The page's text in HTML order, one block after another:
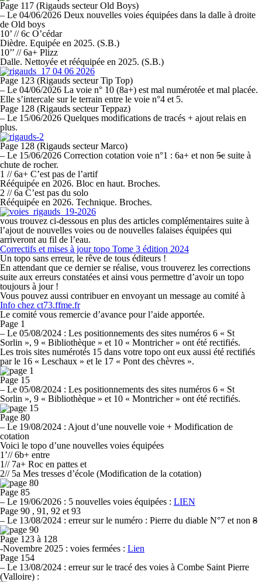
Page 117 (Rigauds secteur Old Boys)
– Le 04/06/2026 Deux nouvelles voies équipées dans la dalle à droite
de Old boys
10’ // 6c O’cédar
Dièdre. Equipée en 2025. (S.B.)
10’’ // 6a+ Plizz
Dalle. Nettoyée et rééquipée en 2025. (S.B.)
Page 123 (Rigauds secteur Tip Top)
– Le 04/06/2026 La voie n° 10 (8a+) est mal numérotée et mal placée.
Elle s’intercale sur le terrain entre le voie n°4 et 5.
Page 128 (Rigauds secteur Teppaz)
– Le 15/06/2026 Quelques modifications de tracés + ajout relais en
plus.
Page 128 (Rigauds secteur Marco)
– Le 15/06/2026 Correction cotation voie n°1 : 6a+ et non 5c suite à
chute de rocher.
1 // 6a+ C’est pas de l’artif
Rééquipée en 2026. Bloc en haut. Broches.
2 // 6a C’est pas du solo
Rééquipée en 2026. Technique. Broches.
vous trouvez ci-dessous en plus des articles complémentaires suite à
l’ajout de nouvelles voies ou de nouvelles falaises équipées qui
arriveront au fil de l’eau.
Correctifs et mises à jour topo Tome 3 édition 2024
Un topo sans erreur, le rêve de tous éditeurs !
En attendant que ce dernier se réalise, vous trouverez les corrections
suite aux erreurs constatées et ainsi vous permettre d’avoir un topo
toujours à jour !
Vous pouvez aussi contribuer en envoyant un message au comité à
Info chez ct73.ffme.fr
Le comité vous remercie d’avance pour l’aide apportée.
Page 1
– Le 05/08/2024 : Les positionnements des sites numéros 6 « St
Sorlin », 9 « Bibliothèque » et 10 « Montricher » ont été rectifiés.
Les trois sites numérotés 15 dans votre topo ont eux aussi été rectifiés
par le 16 « Leschaux » et le 17 « Pont des chèvres ».
Page 15
– Le 05/08/2024 : Les positionnements des sites numéros 6 « St
Sorlin », 9 « Bibliothèque » et 10 « Montricher » ont été rectifiés.
Page 80
– Le 19/08/2024 : Ajout d’une nouvelle voie + Modification de
cotation
Voici le topo d’une nouvelles voies équipées
1’// 6b+ entre
1// 7a+ Roc en pattes et
2// 5a Mes tresses d’école (Modification de la cotation)
Page 85
– Le 19/06/2026 : 5 nouvelles voies équipées : LIEN
Page 90 , 91, 92 et 93
– Le 13/08/2024 : erreur sur le numéro : Pierre du diable N°7 et non 8
Page 123 à 128
-Novembre 2025 : voies fermées : Lien
Page 154
– Le 13/08/2024 : erreur sur le tracé des voies à Combe Saint Pierre
(Valloire) :